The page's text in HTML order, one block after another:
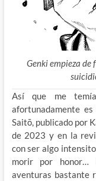
Genki empieza de
Así que me
afortunadamente
Saitō, publicado por
de 2023 y en la
con ser algo
morir por honor…
aventuras bastante